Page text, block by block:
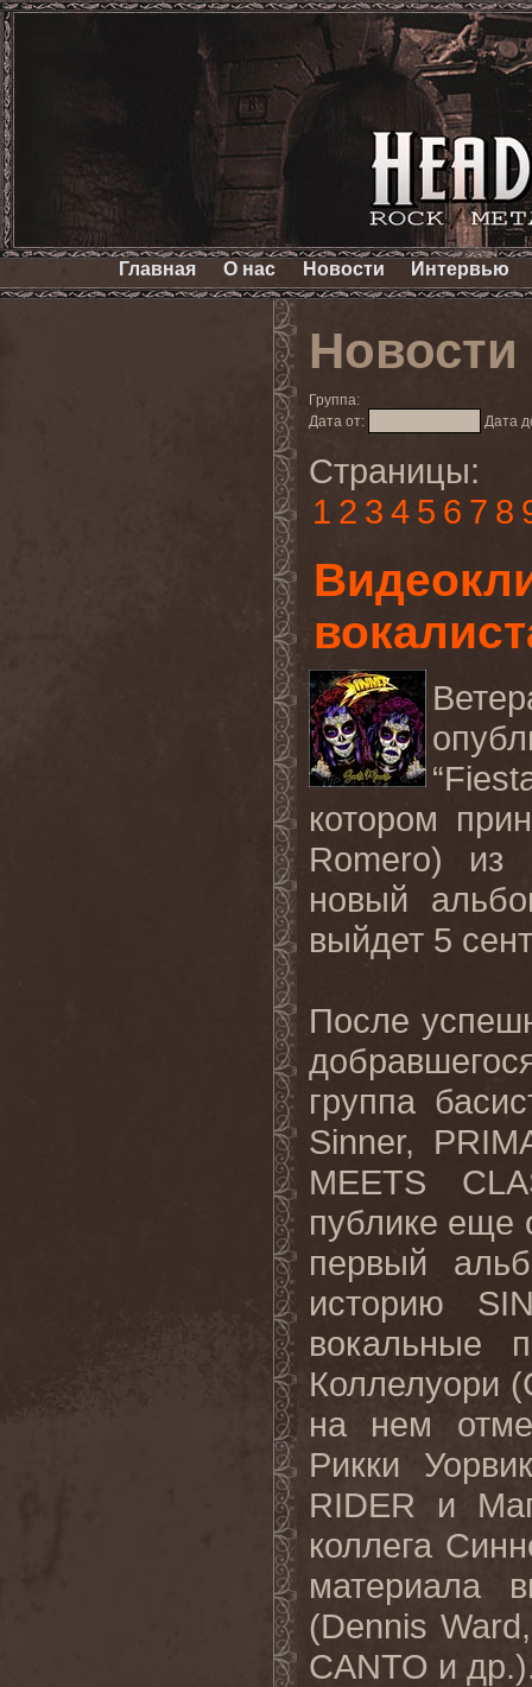
Главная О нас Новости Интервью
Новости
Группа:
Дата от:
Дата
Страницы:
1 2 3 4 5 6 7 8
котором
Romero) из
новый
выйдет 5
После
группа
Sinner,
MEETS
публике еще
первый
историю
вокальные
Коллелуори
на нем
Рикки
RIDER и
коллега
материала
(Dennis
CANTO и